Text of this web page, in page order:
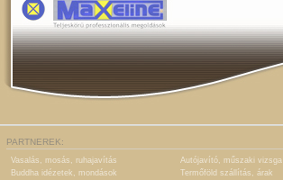
PARTNEREK:
Vasalás, mosás, ruhajavítás Autójavító, műszaki vizsga
Buddha idézetek, mondások
Termőföld szállítás, árak